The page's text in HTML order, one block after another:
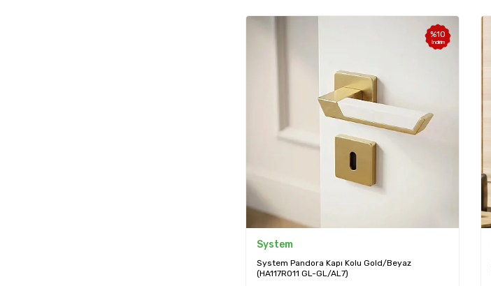
%10
İndirim
System
System Pandora Kapı Kolu Gold/Beyaz
(HA117RO11 GL-GL/AL7)